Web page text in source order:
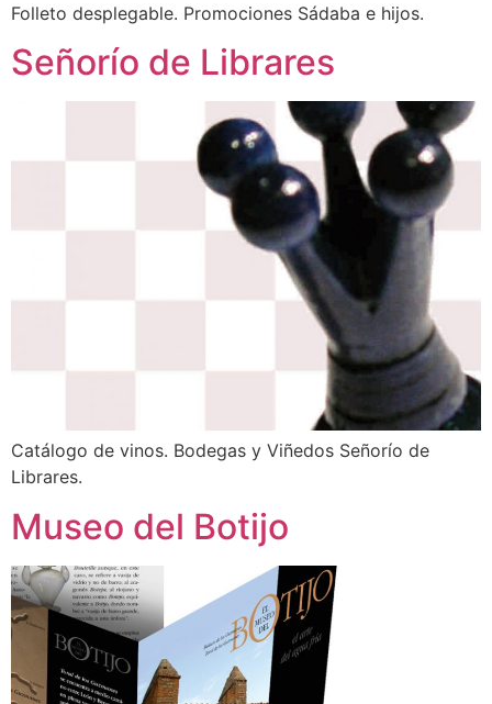
Folleto desplegable. Promociones Sádaba e hijos.
Señorío de Librares
Catálogo de vinos. Bodegas y Viñedos Señorío de
Librares.
Museo del Botijo